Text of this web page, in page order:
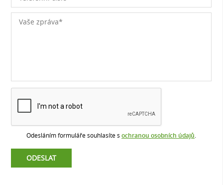
Odesláním formuláře souhlasíte s ochranou osobních údajů